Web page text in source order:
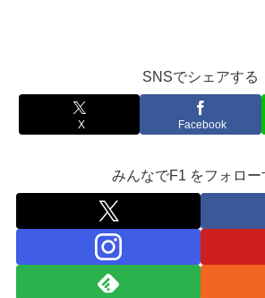
SNSでシェアする
X Facebook
みんなでF1 をフォロー